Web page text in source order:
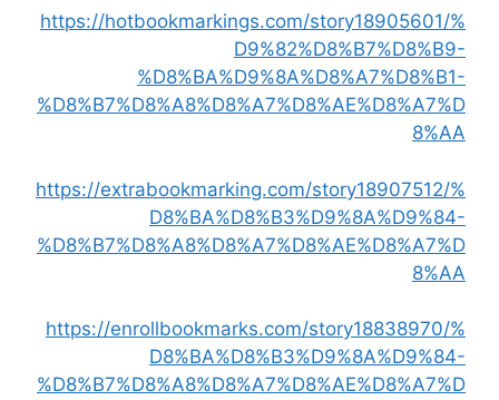
https://hotbookmarkings.com/story18905601/%
D9%82%D8%B7%D8%B9-
%D8%BA%D9%8A%D8%A7%D8%B1-
%D8%B7%D8%A8%D8%A7%D8%AE%D8%A7%D
8%AA
https://extrabookmarking.com/story18907512/%
D8%BA%D8%B3%D9%8A%D9%84-
%D8%B7%D8%A8%D8%A7%D8%AE%D8%A7%D
8%AA
https://enrollbookmarks.com/story18838970/%
D8%BA%D8%B3%D9%8A%D9%84-
%D8%B7%D8%A8%D8%A7%D8%AE%D8%A7%D